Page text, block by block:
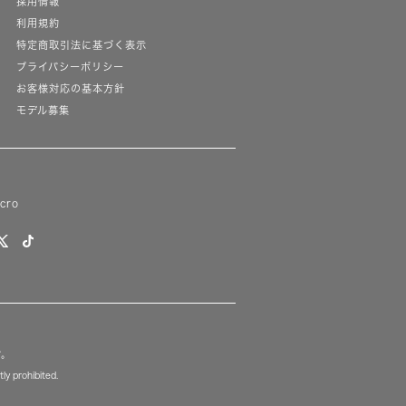
利用規約
特定商取引法に基づく表示
プライバシーポリシー
お客様対応の基本方針
モデル募集
prohibited.